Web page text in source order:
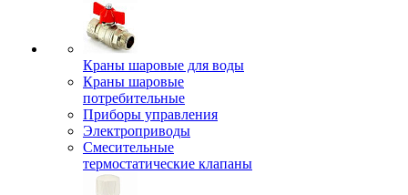
Краны шаровые для воды
Краны шаровые
потребительные
Приборы управления
Электроприводы
Смесительные
термостатические клапаны